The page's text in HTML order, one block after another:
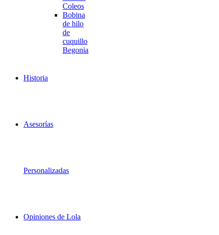
Coleos
Bobina
de hilo
de
cuquillo
Begonia
Historia
Asesorías
Personalizadas
Opiniones de Lola